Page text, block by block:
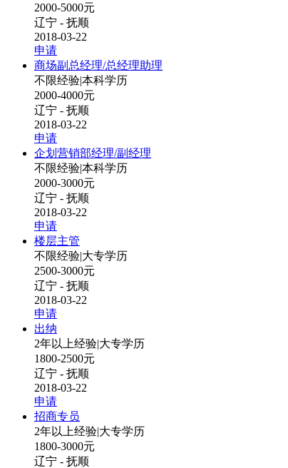
2000-5000元
辽宁 - 抚顺
2018-03-22
申请
商场副总经理/总经理助理
不限经验|本科学历
2000-4000元
辽宁 - 抚顺
2018-03-22
申请
企划营销部经理/副经理
不限经验|本科学历
2000-3000元
辽宁 - 抚顺
2018-03-22
申请
楼层主管
不限经验|大专学历
2500-3000元
辽宁 - 抚顺
2018-03-22
申请
出纳
2年以上经验|大专学历
1800-2500元
辽宁 - 抚顺
2018-03-22
申请
招商专员
2年以上经验|大专学历
1800-3000元
辽宁 - 抚顺